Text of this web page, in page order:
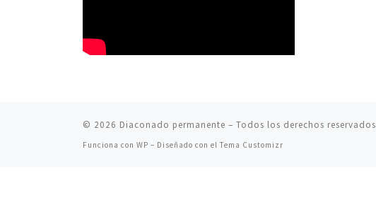
© 2026 Diaconado permanente – Todos los derechos reservados
Funciona con WP – Diseñado con el Tema Customizr